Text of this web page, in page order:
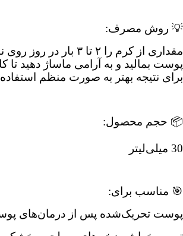
💡 روش مصرف:
مقداری از کرم را ۲ تا ۳
پوست بمالید و به آرامی ماساژ دهید تا
برای نتیجه بهتر به صورت منظم
📦 حجم محصول:
30 میلی‌لیتر
🎯 مناسب برای:
پوست تحریک‌شده پس از درمان‌های